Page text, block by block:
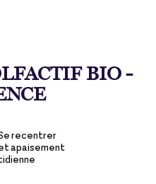
BIO -
recentrer
apaisement